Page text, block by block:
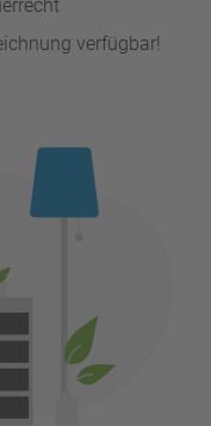
verfügbar!